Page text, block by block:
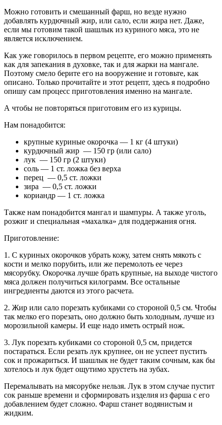
Можно готовить и смешанный фарш, но везде нужно
добавлять курдючный жир, или сало, если жира нет. Даже,
если мы готовим такой шашлык из куриного мяса, это не
является исключением.
Как уже говорилось в первом рецепте, его можно применять
как для запекания в духовке, так и для жарки на мангале.
Поэтому смело берите его на вооружение и готовьте, как
описано. Только прочитайте и этот рецепт, здесь я подробно
опишу сам процесс приготовления именно на мангале.
А чтобы не повторяться приготовим его из курицы.
Нам понадобится:
крупные куриные окорочка — 1 кг (4 штуки)
курдючный жир — 150 гр (или сало)
лук — 150 гр (2 штуки)
соль — 1 ст. ложка без верха
перец — 0,5 ст. ложки
зира — 0,5 ст. ложки
кориандр — 1 ст. ложка
Также нам понадобится мангал и шампуры. А также уголь,
розжиг и специальная «махалка» для поддержания огня.
Приготовление:
1. С куриных окорочков убрать кожу, затем снять мякоть с
кости и мелко порубить, или же перемолоть ее через
мясорубку. Окорочка лучше брать крупные, на выходе чистого
мяса должен получиться килограмм. Все остальные
ингредиенты даются из этого расчета.
2. Жир или сало порезать кубиками со стороной 0,5 см. Чтобы
так мелко его порезать, оно должно быть холодным, лучше из
морозильной камеры. И еще надо иметь острый нож.
3. Лук порезать кубиками со стороной 0,5 см, придется
постараться. Если резать лук крупнее, он не успеет пустить
сок и прожариться. И шашлык не будет таким сочным, как бы
хотелось и лук будет ощутимо хрустеть на зубах.
Перемалывать на мясорубке нельзя. Лук в этом случае пустит
сок раньше времени и сформировать изделия из фарша с его
добавлением будет сложно. Фарш станет водянистым и
жидким.